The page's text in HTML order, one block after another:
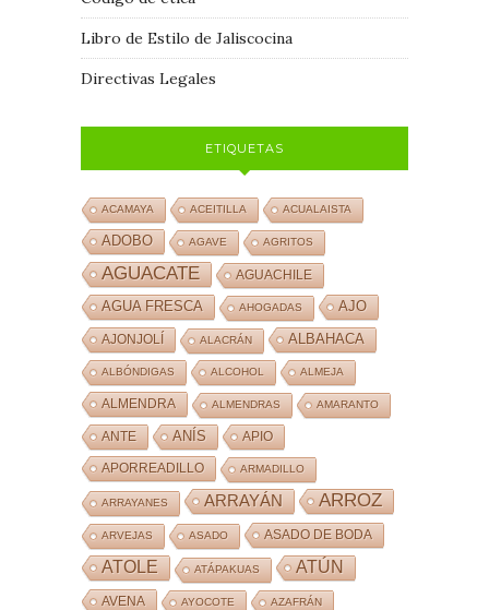
Libro de Estilo de Jaliscocina
Directivas Legales
ETIQUETAS
ACAMAYA ACEITILLA ACUALAISTA
ADOBO AGAVE AGRITOS
AGUACATE AGUACHILE
AGUA FRESCA AHOGADAS AJO
AJONJOLÍ ALACRÁN ALBAHACA
ALBÓNDIGAS ALCOHOL ALMEJA
ALMENDRA ALMENDRAS AMARANTO
ANTE ANÍS APIO
APORREADILLO ARMADILLO
ARRAYANES ARRAYÁN ARROZ
ARVEJAS ASADO ASADO DE BODA
ATOLE ATÁPAKUAS ATÚN
AVENA AYOCOTE AZAFRÁN